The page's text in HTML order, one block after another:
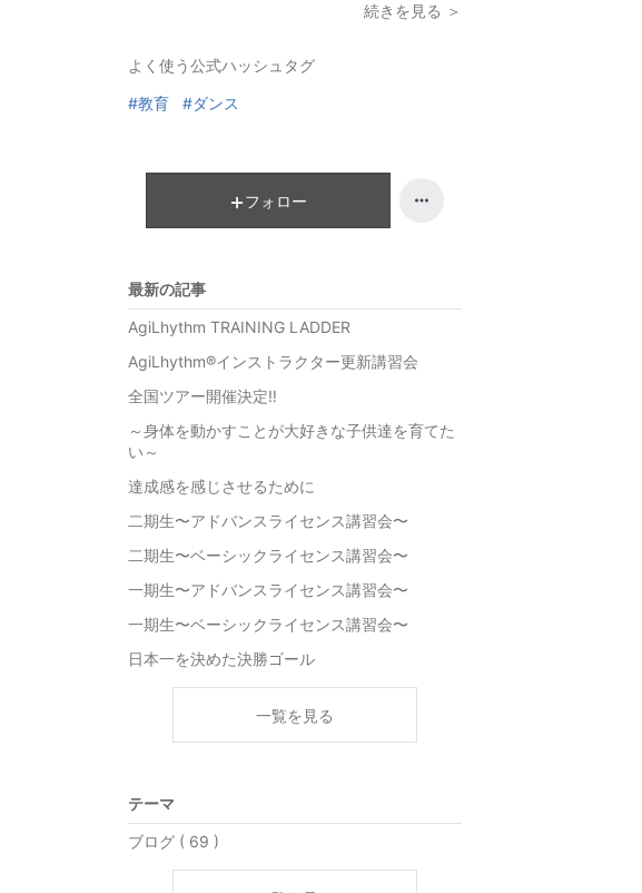
続きを見る ＞
よく使う公式ハッシュタグ
#教育 #ダンス
フォロー
最新の記事
AgiLhythm TRAINING LADDER
AgiLhythm®︎インストラクター更新講習会
全国ツアー開催決定‼︎
～身体を動かすことが大好きな子供達を育てた
い～
達成感を感じさせるために
二期生〜アドバンスライセンス講習会〜
二期生〜ベーシックライセンス講習会〜
一期生〜アドバンスライセンス講習会〜
一期生〜ベーシックライセンス講習会〜
日本一を決めた決勝ゴール
一覧を見る
テーマ
ブログ ( 69 )